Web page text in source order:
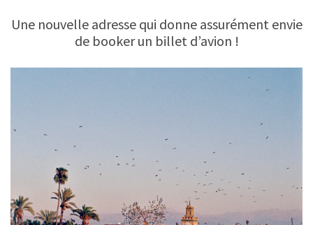
Une nouvelle adresse qui donne assurément envie
de booker un billet d’avion !